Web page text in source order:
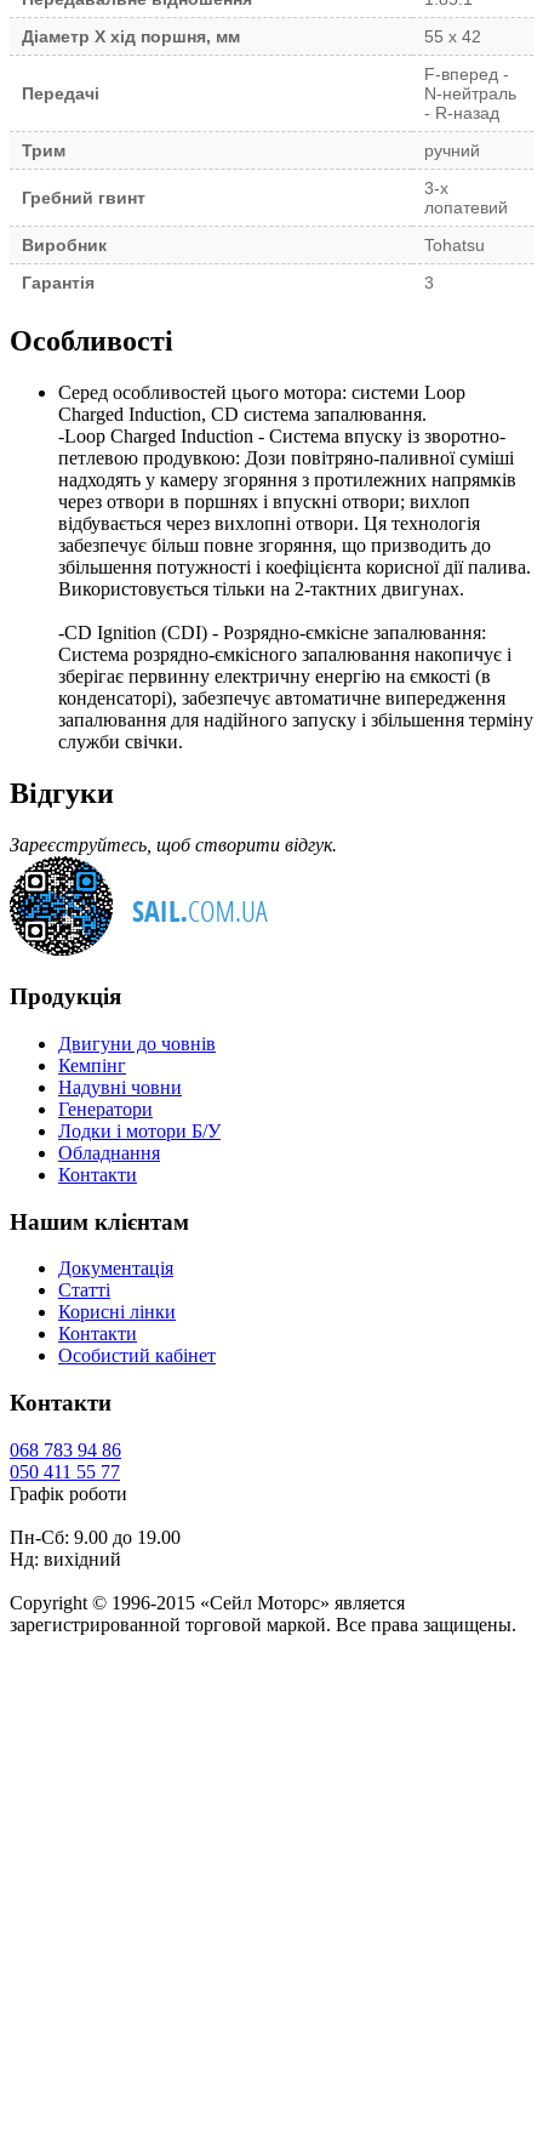
Діаметр Х хід поршня, мм
55 х 42
Передачі
F-вперед -
N-нейтраль
- R-назад
Трим
ручний
Гребний гвинт
3-х
лопатевий
Виробник
Tohatsu
Гарантія
3
Особливості
Серед особливостей цього мотора: системи Loop
Charged Induction, CD система запалювання.
-Loop Charged Induction - Система впуску із зворотно-
петлевою продувкою: Дози повітряно-паливної суміші
надходять у камеру згоряння з протилежних напрямків
через отвори в поршнях і впускні отвори; вихлоп
відбувається через вихлопні отвори. Ця технологія
забезпечує більш повне згоряння, що призводить до
збільшення потужності і коефіцієнта корисної дії палива.
Використовується тільки на 2-тактних двигунах.
-CD Ignition (CDI) - Розрядно-ємкісне запалювання:
Система розрядно-ємкісного запалювання накопичує і
зберігає первинну електричну енергію на ємкості (в
конденсаторі), забезпечує автоматичне випередження
запалювання для надійного запуску і збільшення терміну
служби свічки.
Відгуки
Зареєструйтесь, щоб створити відгук.
Продукція
Двигуни до човнів
Кемпінг
Надувні човни
Генератори
Лодки і мотори Б/У
Обладнання
Контакти
Нашим клієнтам
Документація
Статті
Корисні лінки
Контакти
Особистий кабінет
Контакти
068 783 94 86
050 411 55 77
Графік роботи
Пн-Сб: 9.00 до 19.00
Нд: вихідний
Copyright © 1996-2015 «Сейл Моторс» является
зарегистрированной торговой маркой. Все права защищены.